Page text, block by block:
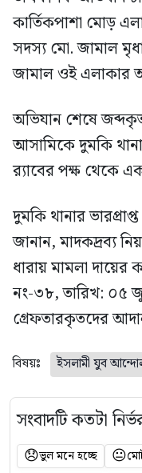
কার্তিকপাশা মোড়
সদস্য মো. জামাল
জামাল ওই এলাকার
অভিযান শেষে
আসামিকে দুমকি
র‍্যাবের পক্ষ থেকে
দুমকি থানার
জানান, মাদকদ্রব্য
ধারায় মামলা
নং-৩৮, তারিখ: ০৫
গ্রেফতারকৃতদের
বিষয়ঃ ইসলামী যুব
সংবাদটি কতটা
😞ভুল মনে হচ্ছে 😐